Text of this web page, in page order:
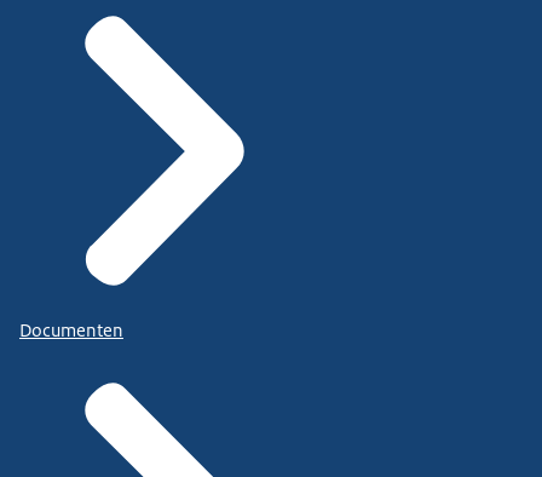
Documenten